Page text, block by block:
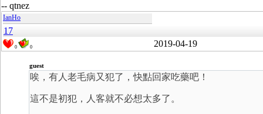
-- qtnez
IanHo
17
0 0 2019-04-19
guest
唉，有人老毛病又犯了，快點回家吃藥吧！
這不是初犯，人客就不必想太多了。